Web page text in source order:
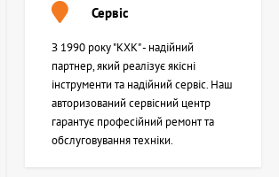
Сервіс
З 1990 року "КХК" - надійний
партнер, який реалізує якісні
інструменти та надійний сервіс. Наш
авторизований сервісний центр
гарантує професійний ремонт та
обслуговування техніки.